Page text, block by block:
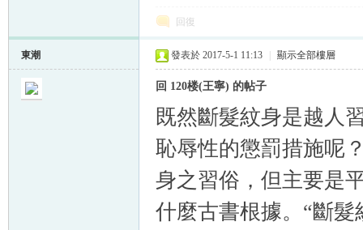
回復
東潮 發表於 2017-5-1 11:13 顯示全部樓層
回 120楼(王寧) 的帖子
既然斷髮紋身是越人
恥辱性的懲罰措施呢
身之習俗，但主要是
什麼古書根據。“斷